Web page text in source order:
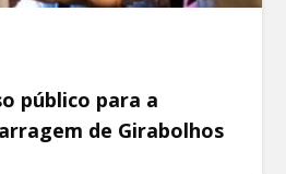
público para a
de Girabolhos